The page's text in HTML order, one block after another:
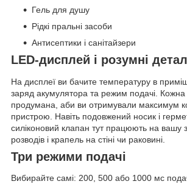
Гель для душу
Рідкі пральні засоби
Антисептики і санітайзери
LED-дисплей і розумні
На дисплеї ви бачите температуру в
заряд акумулятора та режим подачі. Кожна
продумана, аби ви отримували максимум
пристрою. Навіть подовжений носик і
силіконовий клапан тут працюють на вашу
розводів і крапель на стіні чи раковині.
Три режими подачі
Вибирайте самі: 200, 500 або 1000 мс